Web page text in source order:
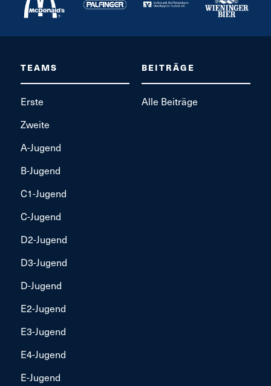
TEAMS
Erste
Zweite
A-Jugend
B-Jugend
C1-Jugend
C-Jugend
D2-Jugend
D3-Jugend
D-Jugend
E2-Jugend
E3-Jugend
E4-Jugend
E-Jugend
BEITRÄGE
Alle Beiträge